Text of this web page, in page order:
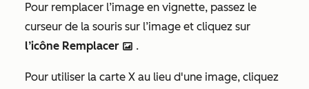
Pour remplacer l’image en vignette, passez le
curseur de la souris sur l’image et cliquez sur
l’icône Remplacer insertImage .
Pour utiliser la carte X au lieu d'une image, cliquez